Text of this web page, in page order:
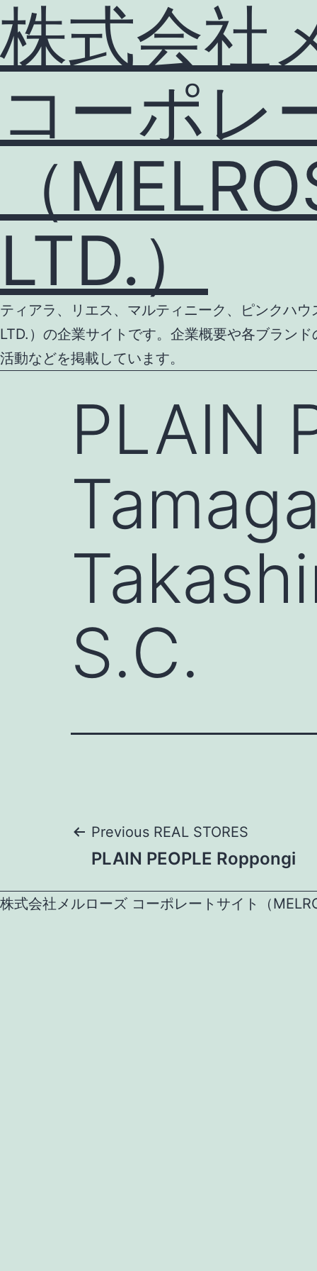
株式会社
コーポレ
（
LTD.）
ティアラ、リエス、マルティニーク、ピンクハ
LTD.）の企業サイトです。企業概要や各ブラン
活動などを掲載しています。
PLAIN
S.C.
Post
navigation
Previous REAL STORES
PLAIN PEOPLE Roppongi
株式会社メルローズ コーポレートサイト（